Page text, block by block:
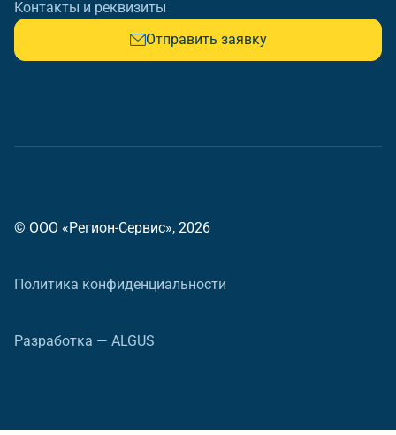
Контакты и реквизиты
Отправить заявку
© ООО «Регион-Сервис», 2026
Политика конфиденциальности
Разработка — ALGUS